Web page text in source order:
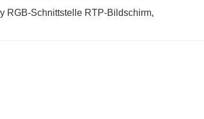
RGB-Schnittstelle RTP-Bildschirm,